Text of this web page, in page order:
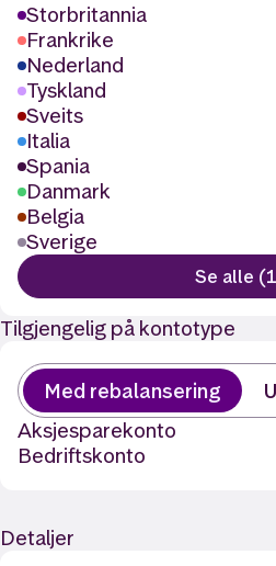
Storbritannia
Frankrike
Nederland
Tyskland
Sveits
Italia
Spania
Danmark
Belgia
Sverige
Se alle
Tilgjengelig på kontotype
Med rebalansering
Aksjesparekonto
Bedriftskonto
Detaljer